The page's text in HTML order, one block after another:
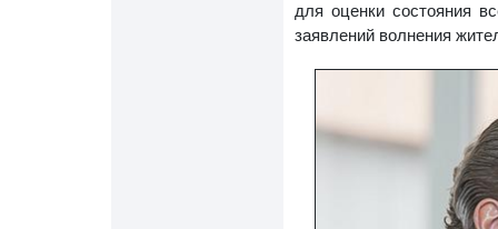
для оценки состояния
заявлений волнения